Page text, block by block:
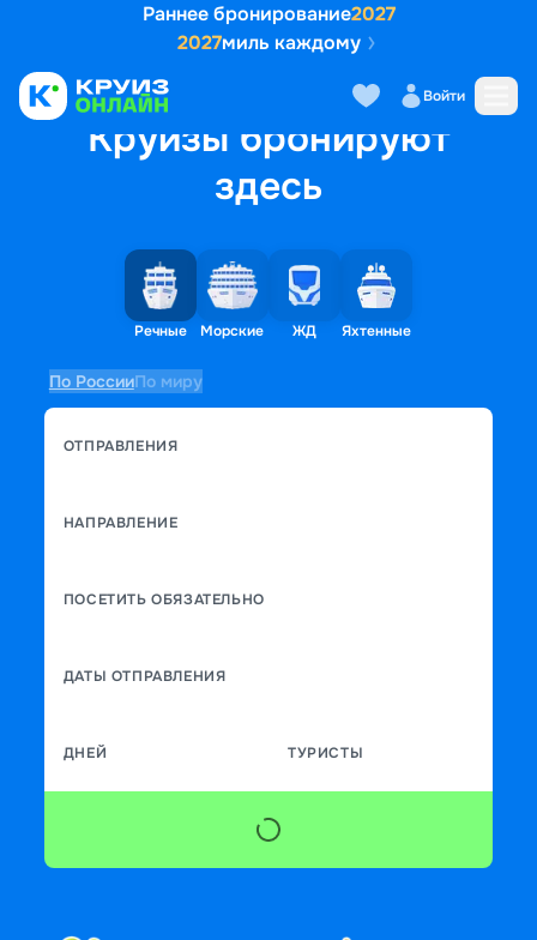
Раннее бронирование2027
2027миль каждому
Войти
Круизы бронируют
здесь
Речные Морские ЖД Яхтенные
По РоссииПо миру
ОТПРАВЛЕНИЯ
НАПРАВЛЕНИЕ
ПОСЕТИТЬ ОБЯЗАТЕЛЬНО
ДАТЫ ОТПРАВЛЕНИЯ
ДНЕЙ ТУРИСТЫ